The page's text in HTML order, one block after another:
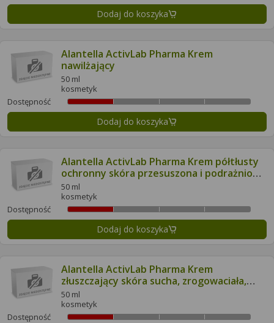
Dodaj do koszyka
Alantella ActivLab Pharma Krem
nawilżający
50 ml
kosmetyk
Dostępność
Dodaj do koszyka
Alantella ActivLab Pharma Krem półtłusty
ochronny skóra przesuszona i podrażniona
z witaminami A + E
50 ml
kosmetyk
Dostępność
Dodaj do koszyka
Alantella ActivLab Pharma Krem
złuszczający skóra sucha, zrogowaciała,
popękana, szorstka
50 ml
kosmetyk
Dostępność